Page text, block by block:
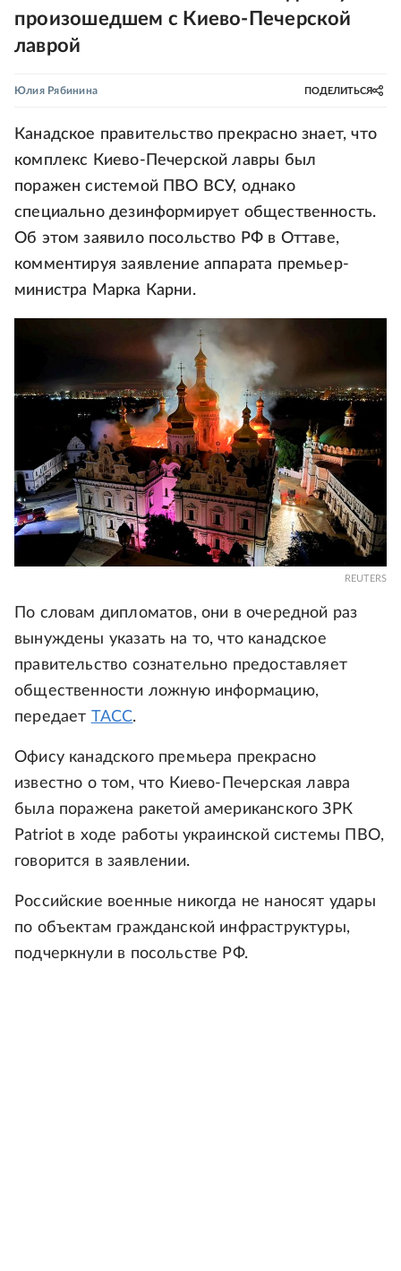
произошедшем с Киево-Печерской
лаврой
Юлия Рябинина ПОДЕЛИТЬСЯ
Канадское правительство прекрасно знает, что
комплекс Киево-Печерской лавры был
поражен системой ПВО ВСУ, однако
специально дезинформирует общественность.
Об этом заявило посольство РФ в Оттаве,
комментируя заявление аппарата премьер-
министра Марка Карни.
REUTERS
По словам дипломатов, они в очередной раз
вынуждены указать на то, что канадское
правительство сознательно предоставляет
общественности ложную информацию,
передает
ТАСС.
Офису канадского премьера прекрасно
известно о том, что Киево-Печерская лавра
была поражена ракетой американского ЗРК
Patriot в ходе работы украинской системы ПВО,
говорится в заявлении.
Российские военные никогда не наносят удары
по объектам гражданской инфраструктуры,
подчеркнули в посольстве РФ.